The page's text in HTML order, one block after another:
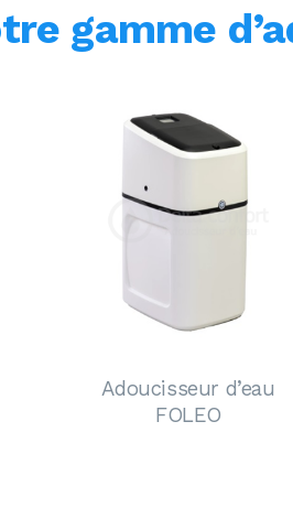
gamme
Adoucisseur d’eau
FOLEO